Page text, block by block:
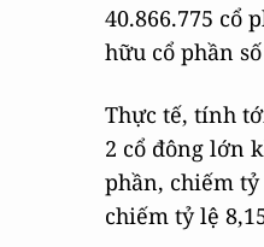
40.866.775 cổ
hữu cổ phần
Thực tế, tính
2 cổ đông lớn
phần, chiếm tỷ
chiếm tỷ lệ